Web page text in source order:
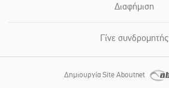
Διαφήμιση
Γίνε συνδρομητής
Δημιουργία Site Aboutnet